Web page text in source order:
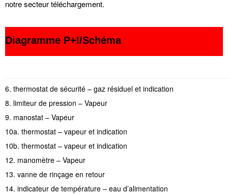
notre secteur téléchargement.
Diagramme P+I/Schéma
6. thermostat de sécurité – gaz résiduel et indication
8. limiteur de pression – Vapeur
9. manostat – Vapeur
10a. thermostat – vapeur et indication
10b. thermostat – vapeur et indication
12. manomètre – Vapeur
13. vanne de rinçage en retour
14. indicateur de température – eau d’alimentation